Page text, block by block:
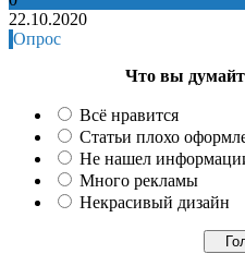
22.10.2020
Опрос
Что вы
Всё нравится
Статьи плохо
Не нашел
Много рекламы
Некрасивый дизайн